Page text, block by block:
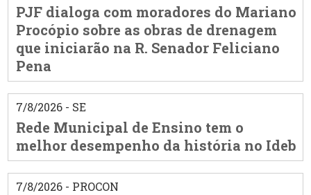
PJF dialoga com moradores do Mariano
Procópio sobre as obras de drenagem
que iniciarão na R. Senador Feliciano
Pena
7/8/2026 - SE
Rede Municipal de Ensino tem o
melhor desempenho da história no Ideb
7/8/2026 - PROCON